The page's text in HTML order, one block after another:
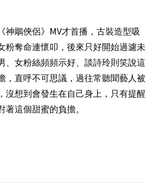
神鵰俠侶》MV才首播，古裝造型吸
粉奪命連懷叩，後來只好開始過濾未
、女粉絲頻頻示好、談詩玲則笑說這
，直呼不可思議，過往常聽聞藝人被
沒想到會發生在自己身上，只有提醒
著這個甜蜜的負擔。